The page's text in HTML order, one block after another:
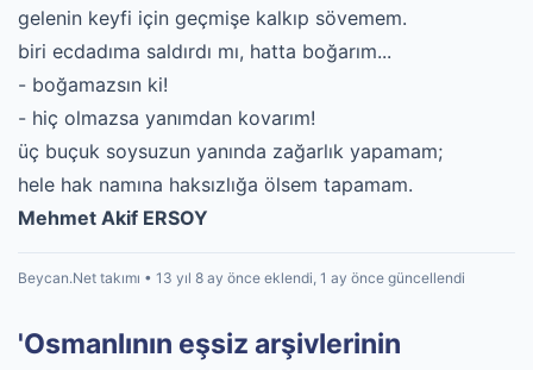
gelenin keyfi için geçmişe kalkıp sövemem.
biri ecdadıma saldırdı mı, hatta boğarım...
- boğamazsın ki!
- hiç olmazsa yanımdan kovarım!
üç buçuk soysuzun yanında zağarlık yapamam;
hele hak namına haksızlığa ölsem tapamam.
Mehmet Akif ERSOY
Beycan.Net takımı • 13 yıl 8 ay önce eklendi, 1 ay önce güncellendi
'Osmanlının eşsiz arşivlerinin